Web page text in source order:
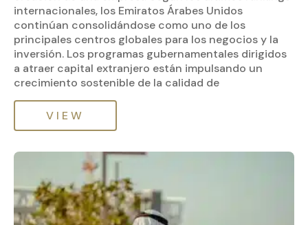
internacionales, los Emiratos Árabes Unidos
continúan consolidándose como uno de los
principales centros globales para los negocios y la
inversión. Los programas gubernamentales dirigidos
a atraer capital extranjero están impulsando un
crecimiento sostenible de la calidad de
VIEW